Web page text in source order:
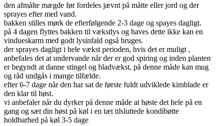
den afmålte mægde før fordeles jævnt på måtte eller jord og der
sprayes efter med vand.
bakken stilles mørk de efterfølgende 2-3 dage og spayes dagligt.
på 4 dagen flyttes bakken til vækstlys og haves dette ikke kan en
vindueskarm med godt lysinfald også bruges.
der sprayes dagligt i hele vækst perioden, hvis det er muligt ,
anbefales det at undervande når der er god spiring og inden planten
er begyndt at danne stingel og bladvækst, på denne måde kan mug
og råd undgås i mange tilfælde.
efter 6-7 dage når den har sat de første fuldt udviklede kimblade er
den klar til høst.
vi anbefaler når du dyrker på denne måde at høste det hele på en
gang og sæt din høst på køl i en tæt tilsluttede kondibøtte
holdbarhed på køl 3-5 dage